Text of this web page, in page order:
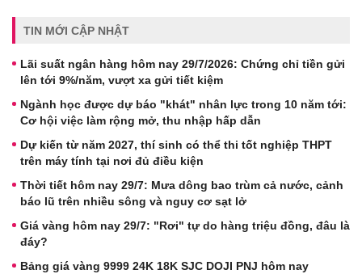
TIN MỚI CẬP NHẬT
Lãi suất ngân hàng hôm nay 29/7/2026: Chứng chỉ tiền gửi
lên tới 9%/năm, vượt xa gửi tiết kiệm
Ngành học được dự báo "khát" nhân lực trong 10 năm tới:
Cơ hội việc làm rộng mở, thu nhập hấp dẫn
Dự kiến từ năm 2027, thí sinh có thể thi tốt nghiệp THPT
trên máy tính tại nơi đủ điều kiện
Thời tiết hôm nay 29/7: Mưa dông bao trùm cả nước, cảnh
báo lũ trên nhiều sông và nguy cơ sạt lở
Giá vàng hôm nay 29/7: "Rơi" tự do hàng triệu đồng, đâu là
đáy?
Bảng giá vàng 9999 24K 18K SJC DOJI PNJ hôm nay